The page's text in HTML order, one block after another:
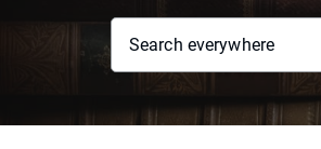
Search everywhere